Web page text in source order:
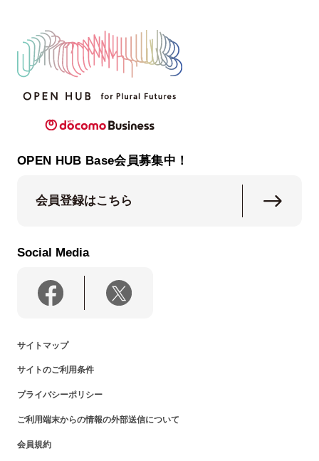
OPEN HUB Base会員募集中！
会員登録はこちら
Social Media
サイトマップ
サイトのご利用条件
プライバシーポリシー
ご利用端末からの情報の外部送信について
会員規約